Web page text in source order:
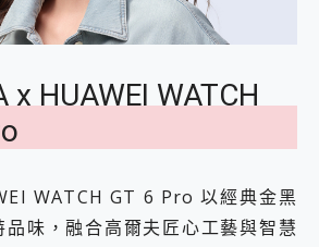
x HUAWEI WATCH
WATCH GT 6 Pro 以經典金黑
味，融合高爾夫匠心工藝與智慧